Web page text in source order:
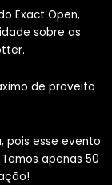
Exact Open,
sobre as
de proveito
pois esse evento
apenas 50